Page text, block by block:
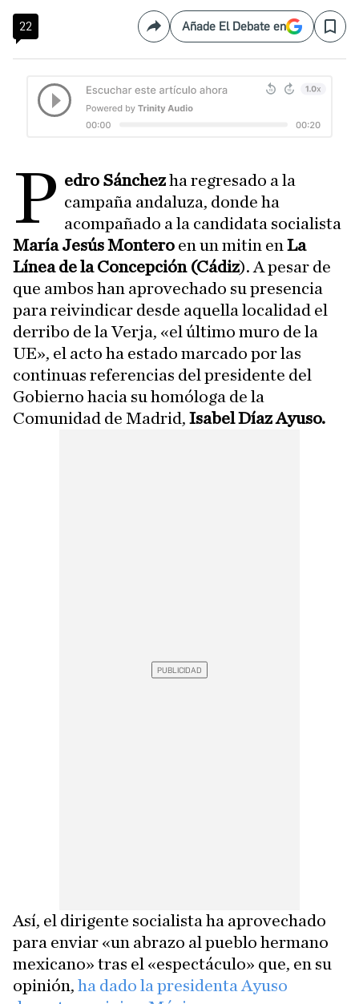
22 CompartirAñade El Debate en Save
P edro Sánchezha regresado a la
campaña andaluza, donde ha
acompañado a la candidata socialista
María Jesús Montero en un mitin en La
Línea de la Concepción (Cádiz). A pesar de
que ambos han aprovechado su presencia
para reivindicar desde aquella localidad el
derribo de la Verja, «el último muro de la
UE», el acto ha estado marcado por las
continuas referencias del presidente del
Gobierno hacia su homóloga de la
Comunidad de Madrid, Isabel Díaz Ayuso.
Así, el dirigente socialista ha aprovechado
para enviar «un abrazo al pueblo hermano
mexicano» tras el «espectáculo» que, en su
opinión, ha dado la presidenta Ayuso